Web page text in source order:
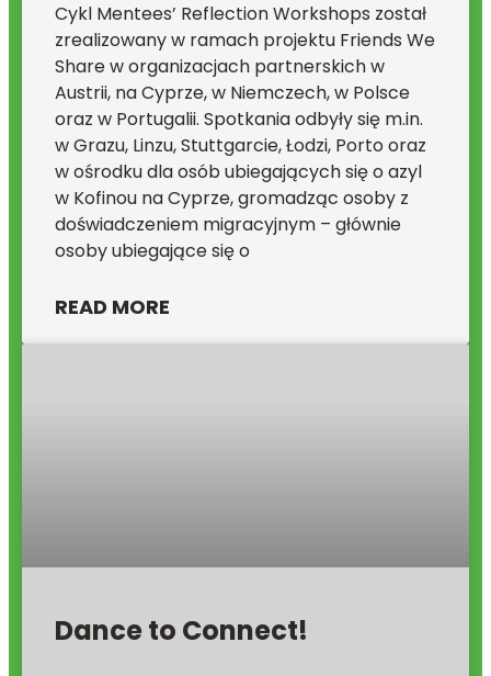
Cykl Mentees’ Reflection Workshops został
zrealizowany w ramach projektu Friends We
Share w organizacjach partnerskich w
Austrii, na Cyprze, w Niemczech, w Polsce
oraz w Portugalii. Spotkania odbyły się m.in.
w Grazu, Linzu, Stuttgarcie, Łodzi, Porto oraz
w ośrodku dla osób ubiegających się o azyl
w Kofinou na Cyprze, gromadząc osoby z
doświadczeniem migracyjnym – głównie
osoby ubiegające się o
READ MORE
Dance to Connect!